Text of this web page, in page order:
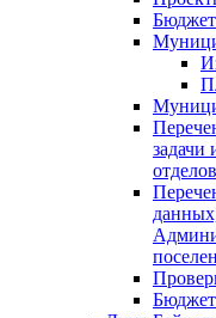
задачи
отделов